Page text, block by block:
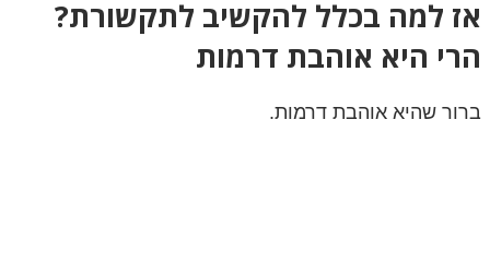
אז למה בכלל להקשיב לתקשורת?
הרי היא אוהבת דרמות
ברור שהיא אוהבת דרמות.